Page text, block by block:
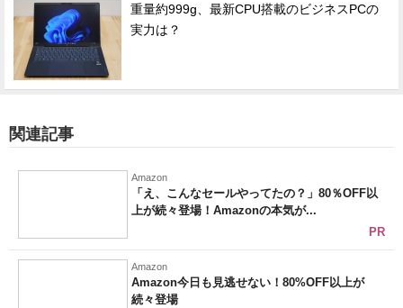
重量約999g、最新CPU搭載のビジネスPCの
実力は？
関連記事
Amazon
「え、こんなセールやってたの？」80％OFF以
上が続々登場！Amazonの本気が...
PR
Amazon
Amazon今日も見逃せない！80%OFF以上が
続々登場